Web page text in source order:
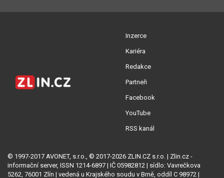
Inzerce
Kariéra
Redakce
Partneři
Facebook
YouTube
RSS kanál
© 1997-2017 AVONET, s.r.o., © 2017-2026 ZLIN.CZ s.r.o. | Zlin.cz -
informační server, ISSN 1214-6897 | IČ 05982812 | sídlo: Vavrečkova
5262, 76001 Zlín | vedená u Krajského soudu v Brně, oddíl C 98972 |